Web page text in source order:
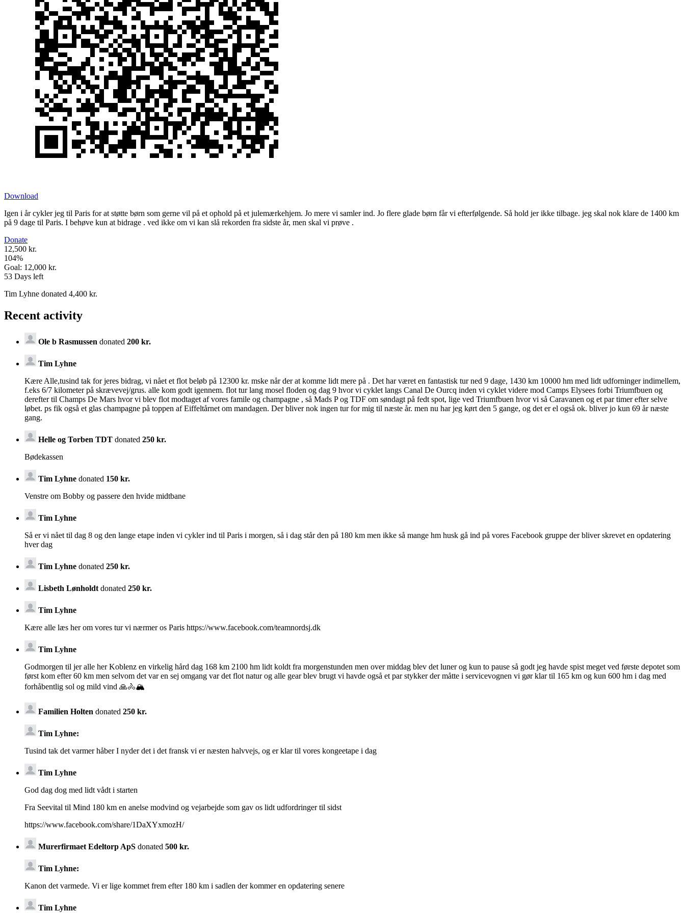
Download
Igen i år cykler jeg til Paris for at støtte børn som gerne vil på et ophold på et julemærkehjem. Jo mere vi samler ind. Jo flere glade børn får vi efterfølgende. Så hold jer ikke tilbage. jeg skal nok klare de 1400 km
på 9 dage til Paris. I behøve kun at bidrage . ved ikke om vi kan slå rekorden fra sidste år, men skal vi prøve .
Donate
12,500 kr.
104%
Goal: 12,000 kr.
53 Days left
Tim Lyhne donated 4,400 kr.
Recent activity
Ole b Rasmussen donated 200 kr.
Tim Lyhne
Kære Alle,tusind tak for jeres bidrag, vi nået et flot beløb på 12300 kr. mske når der at komme lidt mere på . Det har været en fantastisk tur ned 9 dage, 1430 km 10000 hm med lidt udforninger indimellem,
f.eks 6/7 kilometer på skrævevej/grus. alle kom godt igennem. flot tur lang mosel floden og dag 9 hvor vi cyklet langs Canal De Ourcq inden vi cyklet videre mod Camps Elysees forbi Triumfbuen og
derefter til Champs De Mars hvor vi blev flot modtaget af vores famile og champagne , så Mads P og TDF om søndagt på fedt spot, lige ved Triumfbuen hvor vi så Caravanen og et par timer efter selve
løbet. ps fik også et glas champagne på toppen af Eiffeltårnet om mandagen. Der bliver nok ingen tur for mig til næste år. men nu har jeg kørt den 5 gange, og det er el også ok. bliver jo kun 69 år næste
gang.
Helle og Torben TDT donated 250 kr.
Bødekassen
Tim Lyhne donated 150 kr.
Venstre om Bobby og passere den hvide midtbane
Tim Lyhne
Så er vi nået til dag 8 og den lange etape inden vi cykler ind til Paris i morgen, så i dag står den på 180 km men ikke så mange hm husk gå ind på vores Facebook gruppe der bliver skrevet en opdatering
hver dag
Tim Lyhne donated 250 kr.
Lisbeth Lønholdt donated 250 kr.
Tim Lyhne
Kære alle læs her om vores tur vi nærmer os Paris https://www.facebook.com/teamnordsj.dk
Tim Lyhne
Godmorgen til jer alle her Koblenz en virkelig hård dag 168 km 2100 hm lidt koldt fra morgenstunden men over middag blev det luner og kun to pause så godt jeg havde spist meget ved første depotet som
først kom efter 60 km men selvom det var en sej omgang var det flot natur og alle gear blev brugt vi havde også et par stykker der måtte i servicevognen vi gør klar til 165 km og kun 600 hm i dag med
forhåbentlig sol og mild vind 🙏🚴🏔️
Familien Holten donated 250 kr.
Tim Lyhne:
Tusind tak det varmer håber I nyder det i det fransk vi er næsten halvvejs, og er klar til vores kongeetape i dag
Tim Lyhne
God dag dog med lidt vådt i starten
Fra Seevital til Mind 180 km en anelse modvind og vejarbejde som gav os lidt udfordringer til sidst
https://www.facebook.com/share/1DaXYxmozH/
Murerfirmaet Edeltorp ApS donated 500 kr.
Tim Lyhne:
Kanon det varmede. Vi er lige kommet frem efter 180 km i sadlen der kommer en opdatering senere
Tim Lyhne